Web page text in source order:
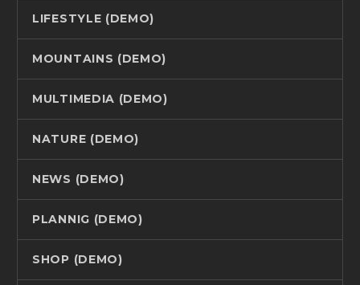
LIFESTYLE (DEMO)
MOUNTAINS (DEMO)
MULTIMEDIA (DEMO)
NATURE (DEMO)
NEWS (DEMO)
PLANNIG (DEMO)
SHOP (DEMO)